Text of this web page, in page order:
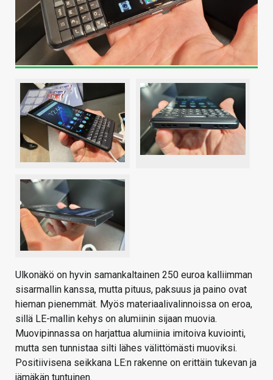
Ulkonäkö on hyvin samankaltainen 250 euroa kalliimman
sisarmallin kanssa, mutta pituus, paksuus ja paino ovat
hieman pienemmät. Myös materiaalivalinnoissa on eroa,
sillä LE-mallin kehys on alumiinin sijaan muovia.
Muovipinnassa on harjattua alumiinia imitoiva kuviointi,
mutta sen tunnistaa silti lähes välittömästi muoviksi.
Positiivisena seikkana LE:n rakenne on erittäin tukevan ja
jämäkän tuntuinen.